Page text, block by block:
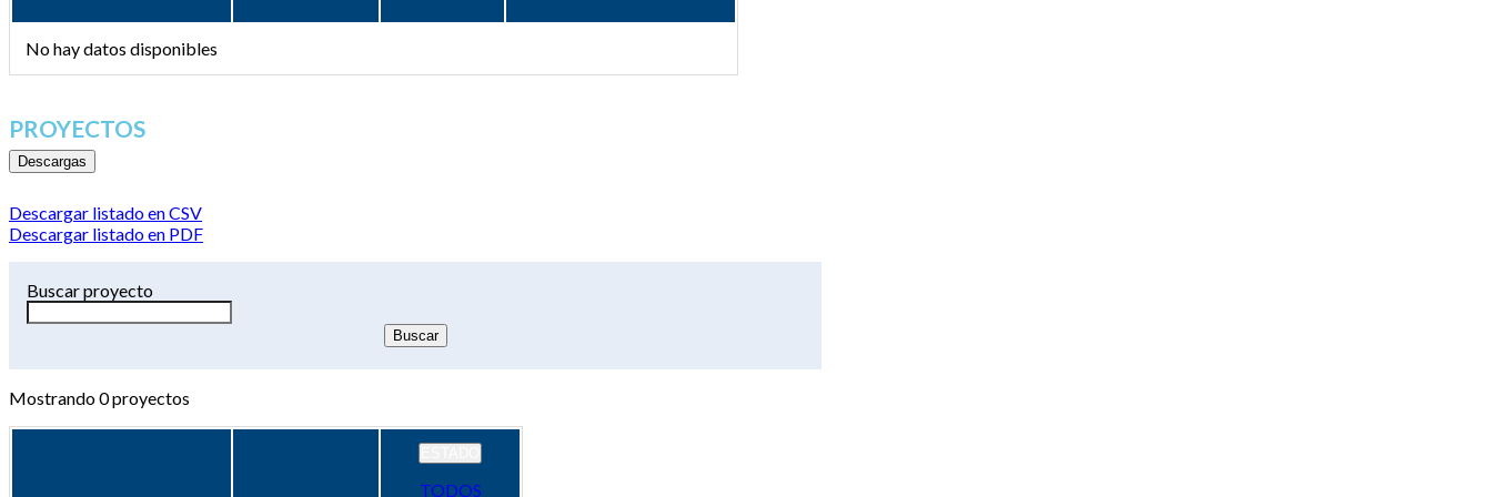
No hay datos disponibles
PROYECTOS
Descargas
Descargar listado en CSV
Descargar listado en PDF
Buscar proyecto
Mostrando0proyectos
TODOS